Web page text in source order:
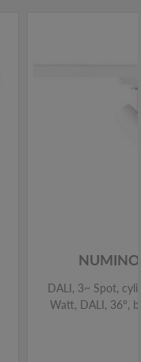
DALI, 3~ Spot,
Watt, DALI, 36°,